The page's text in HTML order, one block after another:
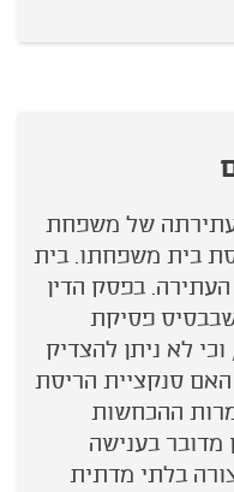
של משפחת
בית משפחתו. בית
בפסק הדין
שבבסיס פסיקת
לא ניתן להצדיק
סנקציית הריסת
ההכחשות
בענישה
בלתי מדתית